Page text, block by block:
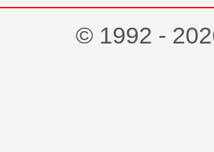
© 1992 -